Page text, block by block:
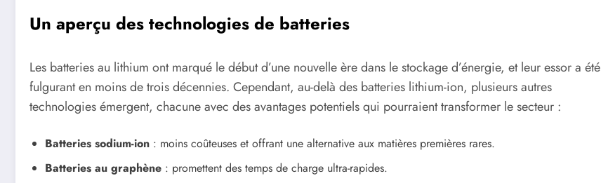
Un aperçu des technologies de batteries
Les batteries au lithium ont marqué le début d’une nouvelle ère dans le stockage d’énergie, et leur essor a été
fulgurant en moins de trois décennies. Cependant, au-delà des batteries lithium-ion, plusieurs autres
technologies émergent, chacune avec des avantages potentiels qui pourraient transformer le secteur :
Batteries sodium-ion : moins coûteuses et offrant une alternative aux matières premières rares.
Batteries au graphène : promettent des temps de charge ultra-rapides.